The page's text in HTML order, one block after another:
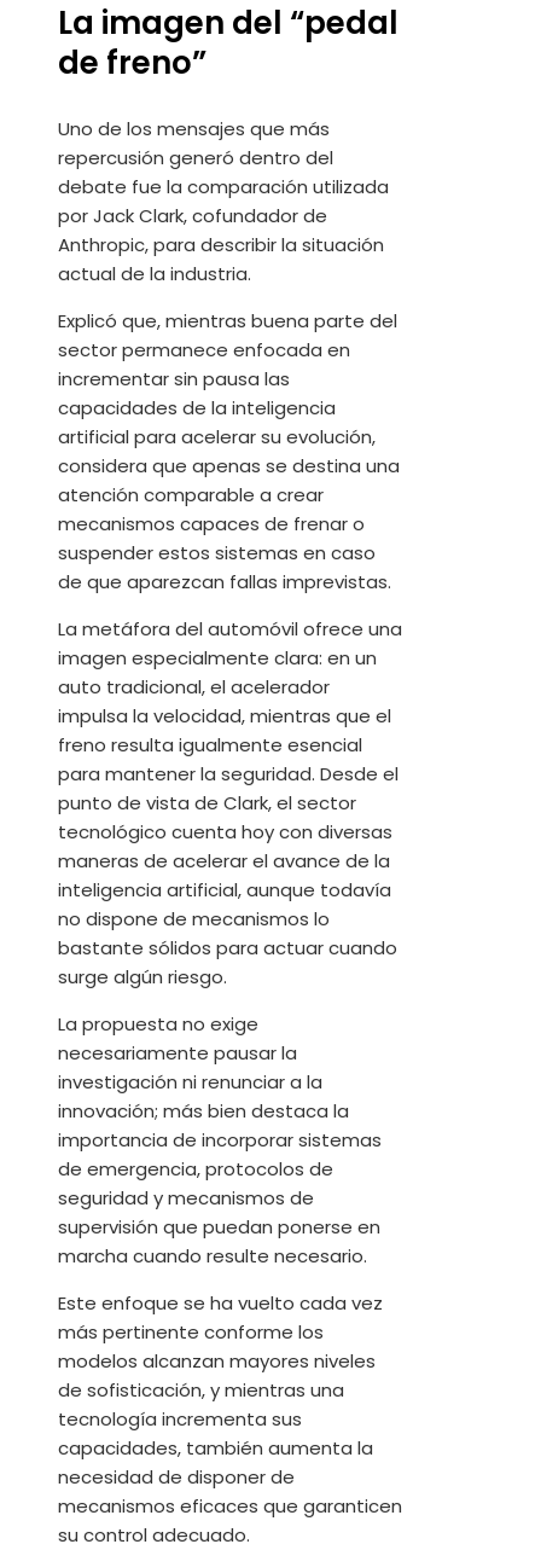
La imagen del “pedal
de freno”
Uno de los mensajes que más
repercusión generó dentro del
debate fue la comparación utilizada
por Jack Clark, cofundador de
Anthropic, para describir la situación
actual de la industria.
Explicó que, mientras buena parte del
sector permanece enfocada en
incrementar sin pausa las
capacidades de la inteligencia
artificial para acelerar su evolución,
considera que apenas se destina una
atención comparable a crear
mecanismos capaces de frenar o
suspender estos sistemas en caso
de que aparezcan fallas imprevistas.
La metáfora del automóvil ofrece una
imagen especialmente clara: en un
auto tradicional, el acelerador
impulsa la velocidad, mientras que el
freno resulta igualmente esencial
para mantener la seguridad. Desde el
punto de vista de Clark, el sector
tecnológico cuenta hoy con diversas
maneras de acelerar el avance de la
inteligencia artificial, aunque todavía
no dispone de mecanismos lo
bastante sólidos para actuar cuando
surge algún riesgo.
La propuesta no exige
necesariamente pausar la
investigación ni renunciar a la
innovación; más bien destaca la
importancia de incorporar sistemas
de emergencia, protocolos de
seguridad y mecanismos de
supervisión que puedan ponerse en
marcha cuando resulte necesario.
Este enfoque se ha vuelto cada vez
más pertinente conforme los
modelos alcanzan mayores niveles
de sofisticación, y mientras una
tecnología incrementa sus
capacidades, también aumenta la
necesidad de disponer de
mecanismos eficaces que garanticen
su control adecuado.